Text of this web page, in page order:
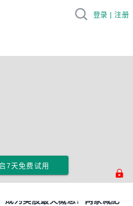
7天免费试用
成为美股最火概念？两家减肥
登录 | 注册